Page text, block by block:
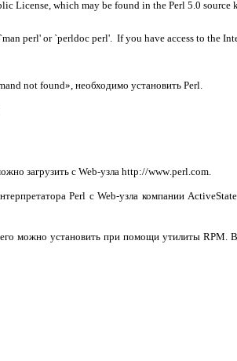
License, which may be found in the Perl 5.0 source
perl' or `perldoc perl'. If you have access to the
not found», необходимо установить Perl.
загрузить с Web-узла http://www.perl.com.
Perl сWeb-узла компанииActiveState
можно установить при помощи утилитыRPM.